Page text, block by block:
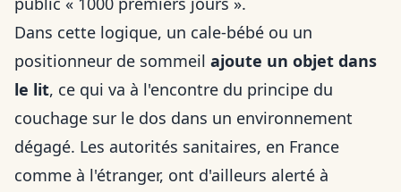
Dans cette logique, un cale-bébé ou un
positionneur de sommeil ajoute un objet dans
le lit, ce qui va à l'encontre du principe du
couchage sur le dos dans un environnement
dégagé. Les autorités sanitaires, en France
comme à l'étranger, ont d'ailleurs alerté à